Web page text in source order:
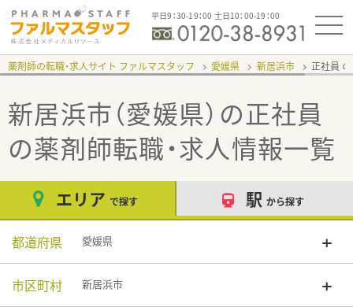
平日9：30-19：00 土日10：00-19：00
薬剤師の転職・求人サイト ファルマスタッフ 愛媛県 新居浜市 正社員
新居浜市（愛媛県）の正社員
の薬剤師転職・求人情報一覧
エリア で探す 駅 から探す
都道府県 愛媛県
市区町村 新居浜市